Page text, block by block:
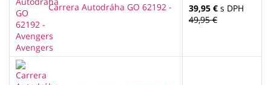
Carrera Autodráha GO 62192 -
Avengers
39,95 € s DPH
49,95 €